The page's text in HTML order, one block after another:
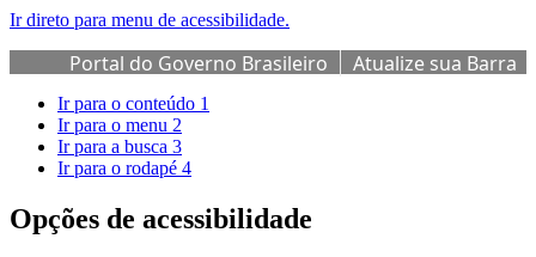
Ir direto para menu de acessibilidade.
Portal do Governo Brasileiro
Atualize sua Barra
de Governo
Ir para o conteúdo 1
Ir para o menu 2
Ir para a busca 3
Ir para o rodapé 4
Opções de acessibilidade